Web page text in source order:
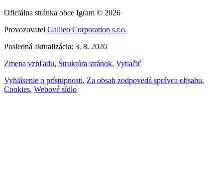
Oficiálna stránka obce Igram © 2026
Provozovatel Galileo Corporation s.r.o.
Posledná aktualizácia: 3. 8. 2026
Zmena vzhľadu, Štruktúra stránok, Vytlačiť
Vyhlásenie o prístupnosti, Za obsah zodpovedá správca obsahu,
Cookies, Webové sídlo